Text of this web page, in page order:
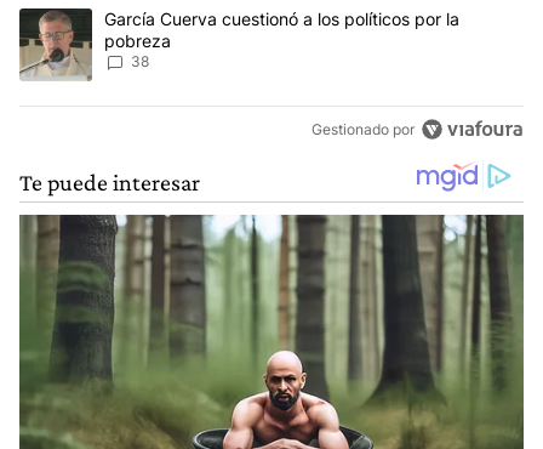
Un artículo de tendencia con el título "García Cuerva cuestionó
García Cuerva cuestionó a los políticos por la
pobreza
38
Gestionado por